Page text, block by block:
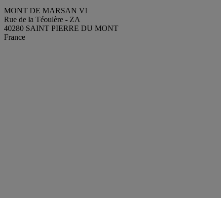
MONT DE MARSAN VI
Rue de la Téoulère - ZA
40280 SAINT PIERRE DU MONT
France